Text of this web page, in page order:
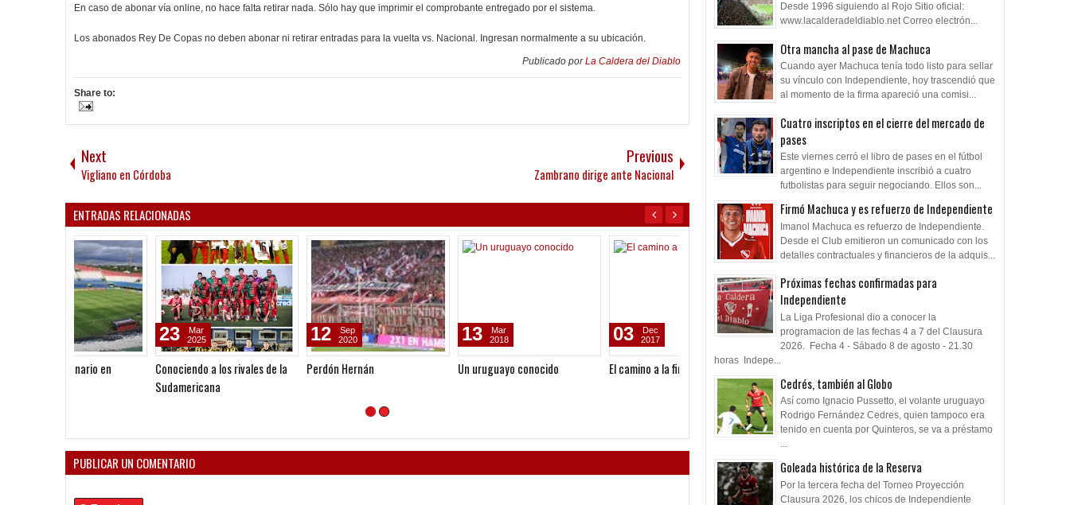
En caso de abonar vía online, no hace falta retirar nada. Sólo hay que imprimir el comprobante entregado por el sistema.
Los abonados Rey De Copas no deben abonar ni retirar entradas para la vuelta vs. Nacional. Ingresan normalmente a su ubicación.
Publicado porLa Caldera del Diablo
Share to:
Next
Vigliano en Córdoba
Previous
Zambrano dirige ante Nacional
ENTRADAS RELACIONADAS
Un uruguayo conocido
13
Mar
2018
El camino a la final
03
Dec
2017
Venta de localidades ante
05
Aug
2026
Venta de localidades ante la
El presidente de Nacional de
Paraguay y el "Caso Erico"
Oct
2025
Paraguay
03
Apr
PUBLICAR UN COMENTARIO
Desde 1996 siguiendo al Rojo Sitio oficial:
www.lacalderadeldiablo.net Correo electrón...
Otra mancha al pase de Machuca
Cuando ayer Machuca tenía todo listo para sellar
su vínculo con Independiente, hoy trascendió que
al momento de la firma apareció una comisi...
Cuatro inscriptos en el cierre del mercado de
pases
Este viernes cerró el libro de pases en el fútbol
argentino e Independiente inscribió a cuatro
futbolistas para seguir negociando. Ellos son...
Firmó Machuca y es refuerzo de Independiente
Imanol Machuca es refuerzo de Independiente.
Desde el Club emitieron un comunicado con los
detalles contractuales y financieros de la adquis...
Próximas fechas confirmadas para
Independiente
La Liga Profesional dio a conocer la
programacion de las fechas 4 a 7 del Clausura
2026. Fecha 4 - Sábado 8 de agosto - 21.30
horas Indepe...
Cedrés, también al Globo
Así como Ignacio Pussetto, el volante uruguayo
Rodrigo Fernández Cedres, quien tampoco era
tenido en cuenta por Quinteros, se va a préstamo
...
Goleada histórica de la Reserva
Por la tercera fecha del Torneo Proyección
Clausura 2026, los chicos de Independiente